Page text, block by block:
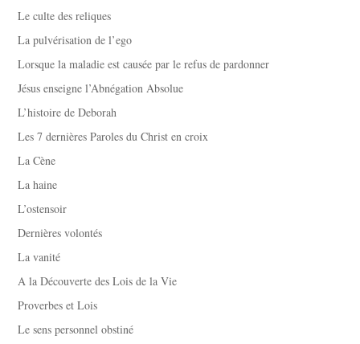
Le culte des reliques
La pulvérisation de l’ego
Lorsque la maladie est causée par le refus de pardonner
Jésus enseigne l’Abnégation Absolue
L’histoire de Deborah
Les 7 dernières Paroles du Christ en croix
La Cène
La haine
L’ostensoir
Dernières volontés
La vanité
A la Découverte des Lois de la Vie
Proverbes et Lois
Le sens personnel obstiné